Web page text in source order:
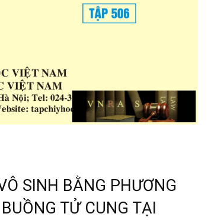
SINH BẰNG PHƯƠNG
TỬ CUNG TẠI